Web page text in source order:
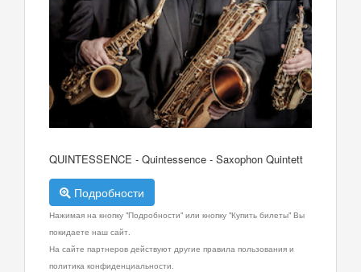
QUINTESSENCE - Quintessence - Saxophon Quintett
Подробности
Нажимая на кнопку "Подробности" или кнопку "Купить билеты" Вы
покидаете наш сайт.
На сайте партнеров действуют другие правила пользования и
политика конфиденциальности.